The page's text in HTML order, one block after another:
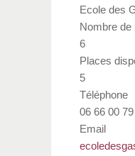
Ecole des
Nombre de
6
Places
5
Téléphone
06 66 00
Email